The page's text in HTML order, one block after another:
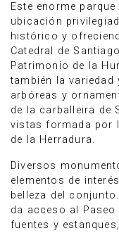
Anúnciate
Este enorme
ubicación
histórico y
Catedral de
Patrimonio de la
también la variedad
arbóreas y
de la carballeira de
vistas formada por
de la Herradura.
Diversos
elementos de
belleza del
da acceso al
fuentes y